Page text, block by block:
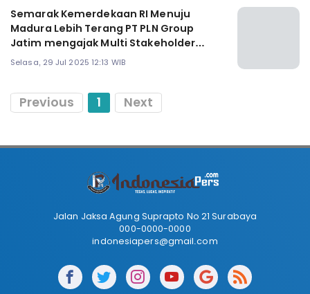
Semarak Kemerdekaan RI Menuju
Madura Lebih Terang PT PLN Group
Jatim mengajak Multi Stakeholder
Forum Madura
Selasa, 29 Jul 2025 12:13 WIB
Previous 1 Next
Jalan Jaksa Agung Suprapto No 21 Surabaya
000-0000-0000
indonesiapers@gmail.com